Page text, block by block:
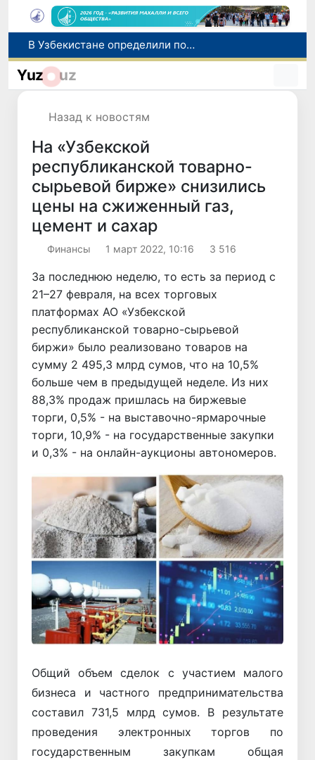
Мошенничество при трудоустройстве за рубежом: в Каракалпакстане и Ташкенте выявлены новые случаи обмана граждан
Премьер-министр Узбекистана принял участие во встрече с Президентом Кыргызстана в рамках мероприятий ЕАЭС
Yuz uz
Назад к новостям
На «Узбекской
республиканской товарно-
сырьевой бирже» снизились
цены на сжиженный газ,
цемент и сахар
Финансы 1 март 2022, 10:16 3 516
За последнюю неделю, то есть за период с
21–27 февраля, на всех торговых
платформах АО «Узбекской
республиканской товарно-сырьевой
биржи» было реализовано товаров на
сумму 2 495,3 млрд сумов, что на 10,5%
больше чем в предыдущей неделе. Из них
88,3% продаж пришлась на биржевые
торги, 0,5% - на выставочно-ярмарочные
торги, 10,9% - на государственные закупки
и 0,3% - на онлайн-аукционы автономеров.
Общий объем сделок с участием малого
бизнеса и частного предпринимательства
составил 731,5 млрд сумов. В результате
проведения электронных торгов по
государственным закупкам общая